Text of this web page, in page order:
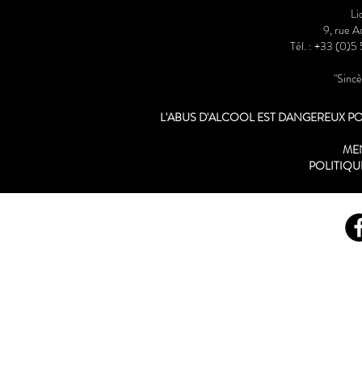
9, rue
Tél. : +33
L'ABUS D'ALCOOL EST DANGEREUX